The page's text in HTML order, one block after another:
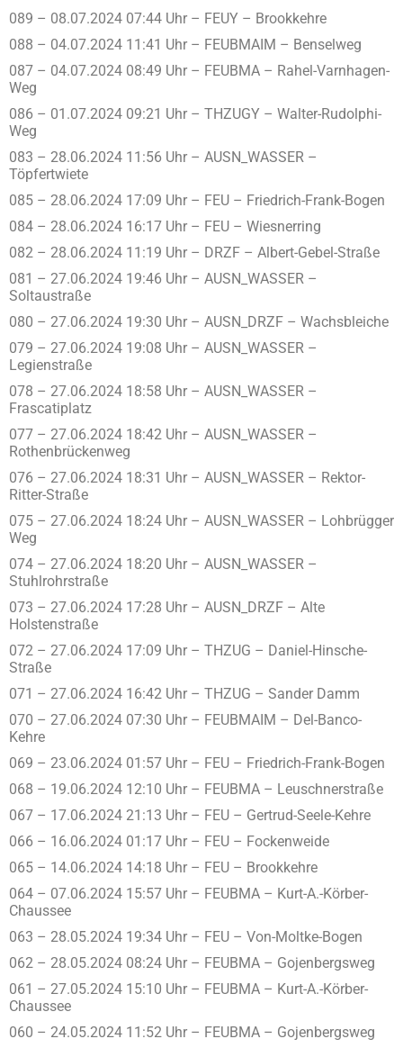
089 – 08.07.2024 07:44 Uhr – FEUY – Brookkehre
088 – 04.07.2024 11:41 Uhr – FEUBMAIM – Benselweg
087 – 04.07.2024 08:49 Uhr – FEUBMA – Rahel-Varnhagen-
Weg
086 – 01.07.2024 09:21 Uhr – THZUGY – Walter-Rudolphi-
Weg
083 – 28.06.2024 11:56 Uhr – AUSN_WASSER –
Töpfertwiete
085 – 28.06.2024 17:09 Uhr – FEU – Friedrich-Frank-Bogen
084 – 28.06.2024 16:17 Uhr – FEU – Wiesnerring
082 – 28.06.2024 11:19 Uhr – DRZF – Albert-Gebel-Straße
081 – 27.06.2024 19:46 Uhr – AUSN_WASSER –
Soltaustraße
080 – 27.06.2024 19:30 Uhr – AUSN_DRZF – Wachsbleiche
079 – 27.06.2024 19:08 Uhr – AUSN_WASSER –
Legienstraße
078 – 27.06.2024 18:58 Uhr – AUSN_WASSER –
Frascatiplatz
077 – 27.06.2024 18:42 Uhr – AUSN_WASSER –
Rothenbrückenweg
076 – 27.06.2024 18:31 Uhr – AUSN_WASSER – Rektor-
Ritter-Straße
075 – 27.06.2024 18:24 Uhr – AUSN_WASSER – Lohbrügger
Weg
074 – 27.06.2024 18:20 Uhr – AUSN_WASSER –
Stuhlrohrstraße
073 – 27.06.2024 17:28 Uhr – AUSN_DRZF – Alte
Holstenstraße
072 – 27.06.2024 17:09 Uhr – THZUG – Daniel-Hinsche-
Straße
071 – 27.06.2024 16:42 Uhr – THZUG – Sander Damm
070 – 27.06.2024 07:30 Uhr – FEUBMAIM – Del-Banco-
Kehre
069 – 23.06.2024 01:57 Uhr – FEU – Friedrich-Frank-Bogen
068 – 19.06.2024 12:10 Uhr – FEUBMA – Leuschnerstraße
067 – 17.06.2024 21:13 Uhr – FEU – Gertrud-Seele-Kehre
066 – 16.06.2024 01:17 Uhr – FEU – Fockenweide
065 – 14.06.2024 14:18 Uhr – FEU – Brookkehre
064 – 07.06.2024 15:57 Uhr – FEUBMA – Kurt-A.-Körber-
Chaussee
063 – 28.05.2024 19:34 Uhr – FEU – Von-Moltke-Bogen
062 – 28.05.2024 08:24 Uhr – FEUBMA – Gojenbergsweg
061 – 27.05.2024 15:10 Uhr – FEUBMA – Kurt-A.-Körber-
Chaussee
060 – 24.05.2024 11:52 Uhr – FEUBMA – Gojenbergsweg